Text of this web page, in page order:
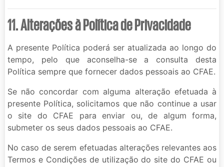
11. Alterações à Política de Privacidade
A presente Política poderá ser atualizada ao longo do
tempo, pelo que aconselha-se a consulta desta
Política sempre que fornecer dados pessoais ao CFAE.
Se não concordar com alguma alteração efetuada à
presente Política, solicitamos que não continue a usar
o site do CFAE para enviar ou, de algum forma,
submeter os seus dados pessoais ao CFAE.
No caso de serem efetuadas alterações relevantes aos
Termos e Condições de utilização do site do CFAE ou